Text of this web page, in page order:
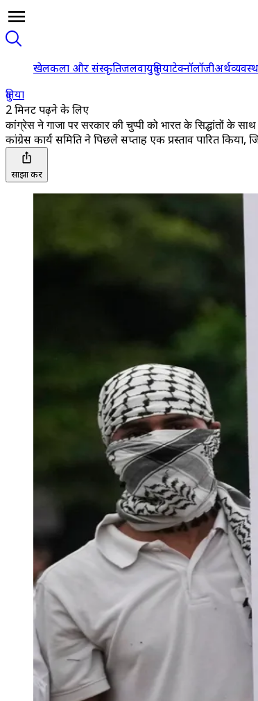
खेलकला और संस्कृतिजलवायुदुनियाटेक्नॉलॉजी
दुनिया
2 मिनट पढ़ने के लिए
कांग्रेस ने गाजा पर सरकार की चुप्पी को भारत के सिद्धांतों के साथ
कांग्रेस कार्य समिति ने पिछले सप्ताह एक प्रस्ताव पारित
साझा करें